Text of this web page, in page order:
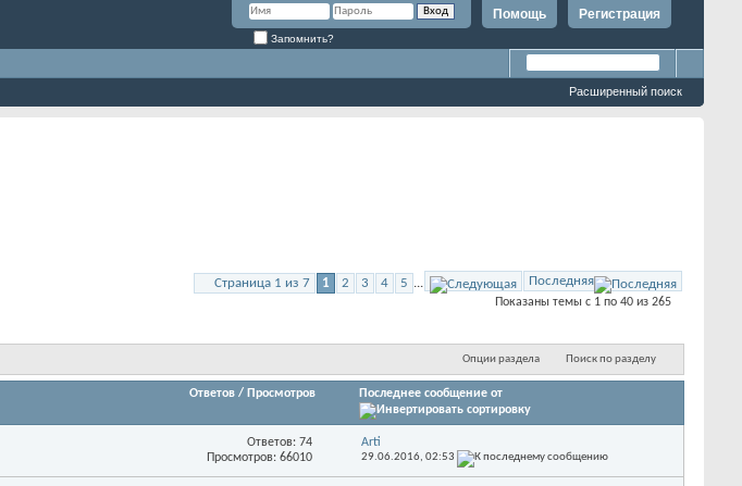
Регистрация
Помощь
Запомнить?
Расширенный поиск
Страница 1 из 7 1 2 3 4 5 ... Последняя
Показаны темы с 1 по 40 из 265
Опции раздела Поиск по разделу
Ответов / Просмотров Последнее сообщение от
Ответов: 74
Просмотров: 66010
Arti
29.06.2016, 02:53